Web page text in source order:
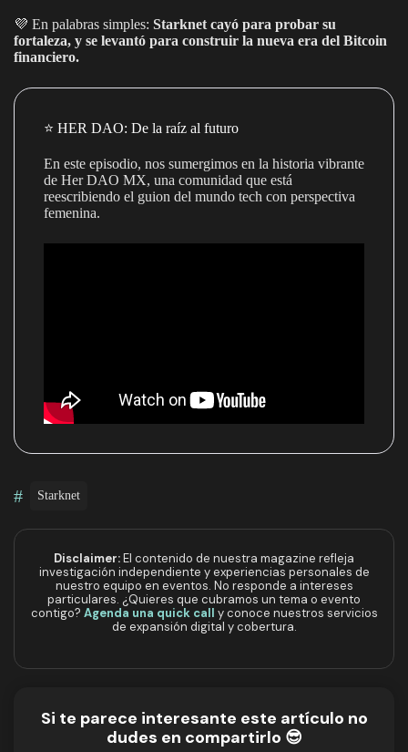
💜 En palabras simples: Starknet cayó para probar su
fortaleza, y se levantó para construir la nueva era del Bitcoin
financiero.
⭐️ HER DAO: De la raíz al futuro
En este episodio, nos sumergimos en la historia vibrante
de Her DAO MX, una comunidad que está
reescribiendo el guion del mundo tech con perspectiva
femenina.
# Starknet
Disclaimer:El contenido de nuestra magazine refleja
investigación independiente y experiencias personales de
nuestro equipo en eventos. No responde a intereses
particulares. ¿Quieres que cubramos un tema o evento
contigo? Agenda una quick call y conoce nuestros servicios
de expansión digital y cobertura.
Si te parece interesante este artículo no
dudes en compartirlo 😎